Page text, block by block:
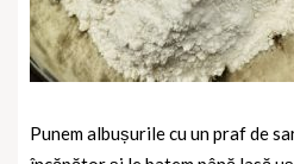
Punem albușurile cu un praf de